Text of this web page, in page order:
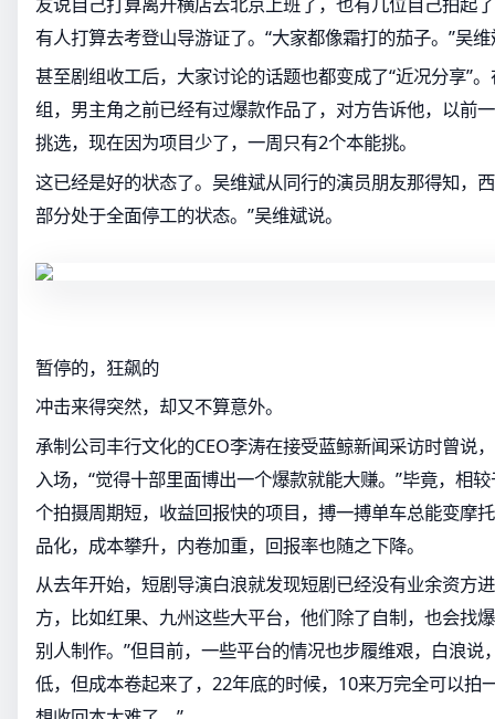
有人打算去考登山导游证了。“大家都像霜打的茄子。”吴
甚至剧组收工后，大家讨论的话题也都变成了“近况分享”
组，男主角之前已经有过爆款作品了，对方告诉他，以前
挑选，现在因为项目少了，一周只有2个本能挑。
这已经是好的状态了。吴维斌从同行的演员朋友那得知，
部分处于全面停工的状态。”吴维斌说。
暂停的，狂飙的
冲击来得突然，却又不算意外。
承制公司丰行文化的CEO李涛在接受蓝鲸新闻采访时曾说
入场，“觉得十部里面博出一个爆款就能大赚。”毕竟，相
个拍摄周期短，收益回报快的项目，搏一搏单车总能变摩
品化，成本攀升，内卷加重，回报率也随之下降。
从去年开始，短剧导演白浪就发现短剧已经没有业余资方
方，比如红果、九州这些大平台，他们除了自制，也会找
别人制作。”但目前，一些平台的情况也步履维艰，白浪说
低，但成本卷起来了，22年底的时候，10来万完全可以拍